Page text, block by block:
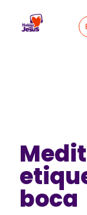
content
boca